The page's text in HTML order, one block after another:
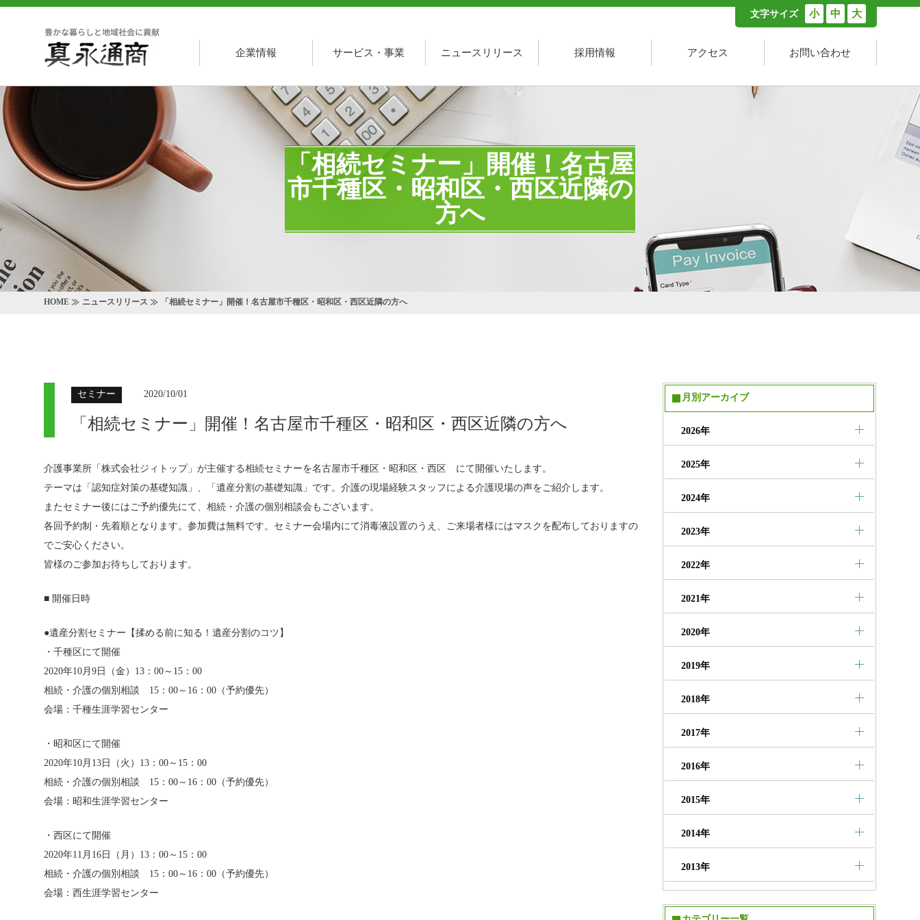
文字サイズ 小 中 大
企業情報 サービス・事業 ニュースリリース 採用情報 アクセス お問い合わせ
「相続セミナー」開催！名古屋
市千種区・昭和区・西区近隣の
方へ
HOME ニュースリリース 「相続セミナー」開催！名古屋市千種区・昭和区・西区近隣の方へ
セミナー 2020/10/01
「相続セミナー」開催！名古屋市千種区・昭和区・西区近隣の方へ
介護事業所「株式会社ジィトップ」が主催する相続セミナーを名古屋市千種区・昭和区・西区 にて開催いたします。
テーマは「認知症対策の基礎知識」、「遺産分割の基礎知識」です。介護の現場経験スタッフによる介護現場の声をご紹介します。
またセミナー後にはご予約優先にて、相続・介護の個別相談会もございます。
各回予約制・先着順となります。参加費は無料です。セミナー会場内にて消毒液設置のうえ、ご来場者様にはマスクを配布しておりますの
でご安心ください。
皆様のご参加お待ちしております。
■ 開催日時
●遺産分割セミナー【揉める前に知る！遺産分割のコツ】
・千種区にて開催
2020年10月9日（金）13：00～15：00
相続・介護の個別相談 15：00～16：00（予約優先）
会場：千種生涯学習センター
・昭和区にて開催
2020年10月13日（火）13：00～15：00
相続・介護の個別相談 15：00～16：00（予約優先）
会場：昭和生涯学習センター
・西区にて開催
2020年11月16日（月）13：00～15：00
相続・介護の個別相談 15：00～16：00（予約優先）
会場：西生涯学習センター
月別アーカイブ
2026年
2025年
2024年
2023年
2022年
2021年
2020年
2019年
2018年
2017年
2016年
2015年
2014年
2013年